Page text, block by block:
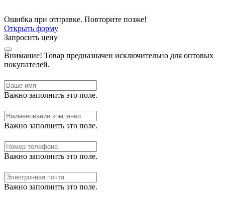
Ошибка при отправке. Повторите позже!
Открыть форму
Запросить цену
Внимание! Товар предназначен исключительно для оптовых
покупателей.
Важно заполнить это поле.
Важно заполнить это поле.
Важно заполнить это поле.
Важно заполнить это поле.